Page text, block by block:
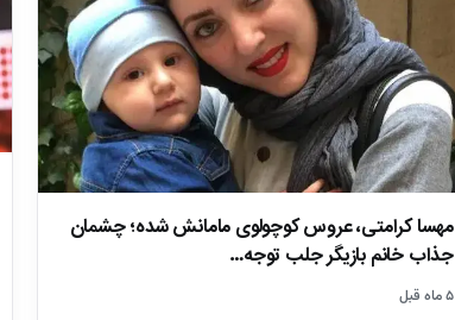
مهسا کرامتی، عروس کوچولوی مامانش شده؛ چشمان
جذاب خانم بازیگر جلب توجه…
۵ ماه قبل